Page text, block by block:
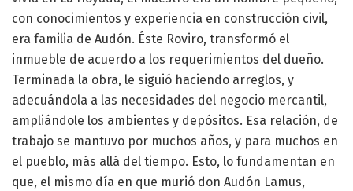
con conocimientos y experiencia en construcción civil,
era familia de Audón. Éste Roviro, transformó el
inmueble de acuerdo a los requerimientos del dueño.
Terminada la obra, le siguió haciendo arreglos, y
adecuándola a las necesidades del negocio mercantil,
ampliándole los ambientes y depósitos. Esa relación, de
trabajo se mantuvo por muchos años, y para muchos en
el pueblo, más allá del tiempo. Esto, lo fundamentan en
que, el mismo día en que murió don Audón Lamus,